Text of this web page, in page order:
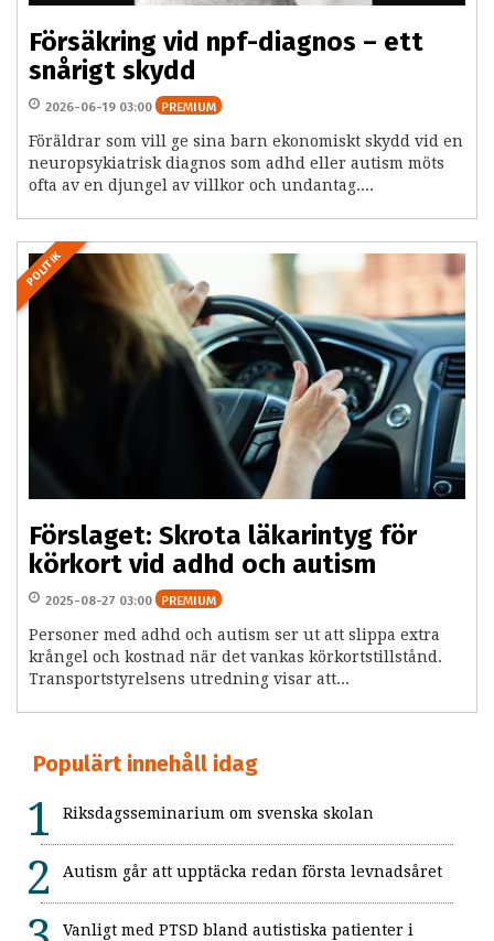
Försäkring vid npf-diagnos – ett
snårigt skydd
2026-06-19 03:00 PREMIUM
Föräldrar som vill ge sina barn ekonomiskt skydd vid en
neuropsykiatrisk diagnos som adhd eller autism möts
ofta av en djungel av villkor och undantag....
POLITIK
Förslaget: Skrota läkarintyg för
körkort vid adhd och autism
2025-08-27 03:00 PREMIUM
Personer med adhd och autism ser ut att slippa extra
krångel och kostnad när det vankas körkortstillstånd.
Transportstyrelsens utredning visar att...
Populärt innehåll idag
Riksdagsseminarium om svenska skolan
Autism går att upptäcka redan första levnadsåret
Vanligt med PTSD bland autistiska patienter i